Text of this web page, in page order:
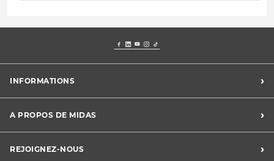
INFORMATIONS ›
Charte des cookies
Charte des données personnelles
CGV
A PROPOS DE MIDAS ›
Midas France
REJOIGNEZ-NOUS ›